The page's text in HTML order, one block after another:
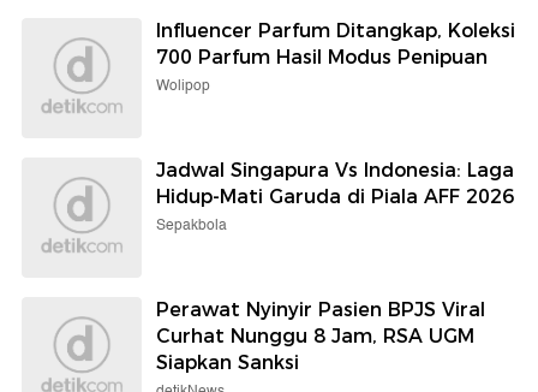
Influencer Parfum Ditangkap, Koleksi
700 Parfum Hasil Modus Penipuan
Wolipop
Jadwal Singapura Vs Indonesia: Laga
Hidup-Mati Garuda di Piala AFF 2026
Sepakbola
Perawat Nyinyir Pasien BPJS Viral
Curhat Nunggu 8 Jam, RSA UGM
Siapkan Sanksi